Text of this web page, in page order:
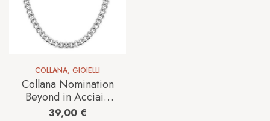
COLLANA, GIOIELLI
Collana Nomination
Beyond in Acciaio
028916/002
39,00 €